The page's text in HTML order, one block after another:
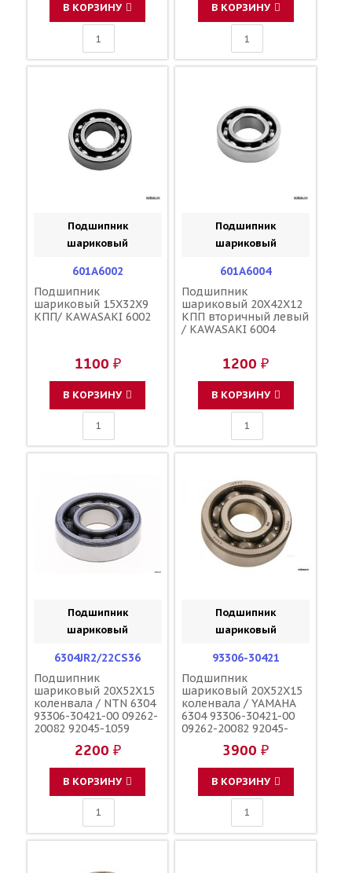
В КОРЗИНУ В КОРЗИНУ
Подшипник
шариковый
601A6002
Подшипник
шариковый 15X32X9
КПП/ KAWASAKI 6002
1100 ₽
В КОРЗИНУ
Подшипник
шариковый
601A6004
Подшипник
шариковый 20X42X12
КПП вторичный левый
/ KAWASAKI 6004
1200 ₽
В КОРЗИНУ
Подшипник
шариковый
6304JR2/22CS36
Подшипник
шариковый 20X52X15
коленвала / NTN 6304
93306-30421-00 09262-
20082 92045-1059
2200 ₽
В КОРЗИНУ
Подшипник
шариковый
93306-30421
Подшипник
шариковый 20X52X15
коленвала / YAMAHA
6304 93306-30421-00
09262-20082 92045-
3900 ₽
В КОРЗИНУ